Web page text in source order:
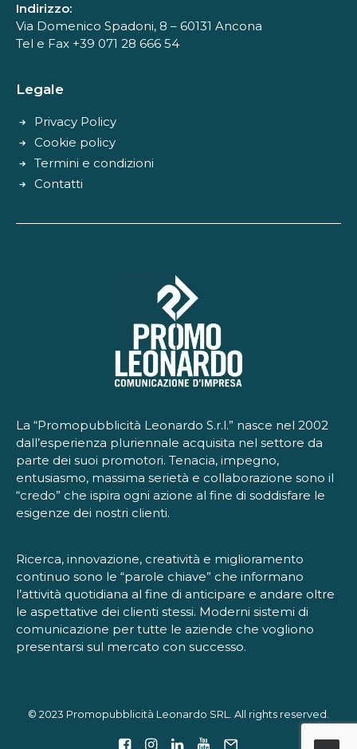
Indirizzo:
Via Domenico Spadoni, 8 – 60131 Ancona
Tel e Fax +39 071 28 666 54
Legale
Privacy Policy
Cookie policy
Termini e condizioni
Contatti
La “Promopubblicità Leonardo S.r.l.” nasce nel 2002
dall’esperienza pluriennale acquisita nel settore da
parte dei suoi promotori. Tenacia, impegno,
entusiasmo, massima serietà e collaborazione sono il
“credo” che ispira ogni azione al fine di soddisfare le
esigenze dei nostri clienti.
Ricerca, innovazione, creatività e miglioramento
continuo sono le “parole chiave” che informano
l’attività quotidiana al fine di anticipare e andare oltre
le aspettative dei clienti stessi. Moderni sistemi di
comunicazione per tutte le aziende che vogliono
presentarsi sul mercato con successo.
© 2023 Promopubblicità Leonardo SRL. All rights reserved.